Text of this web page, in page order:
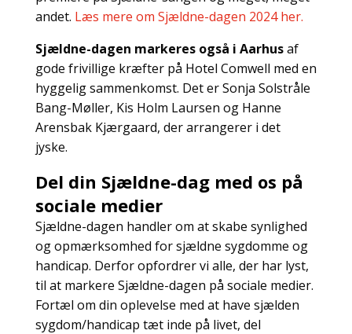
andet. Læs mere om Sjældne-dagen 2024 her.
Sjældne-dagen markeres også i Aarhusaf
gode frivillige kræfter på Hotel Comwell med en
hyggelig sammenkomst. Det er Sonja Solstråle
Bang-Møller, Kis Holm Laursen og Hanne
Arensbak Kjærgaard, der arrangerer i det
jyske.
Del din Sjældne-dag med os på
sociale medier
Sjældne-dagen handler om at skabe synlighed
og opmærksomhed for sjældne sygdomme og
handicap. Derfor opfordrer vi alle, der har lyst,
til at markere Sjældne-dagen på sociale medier.
Fortæl om din oplevelse med at have sjælden
sygdom/handicap tæt inde på livet, del